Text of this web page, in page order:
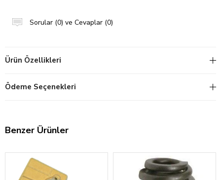
Sorular (0) ve Cevaplar (0)
Ürün Özellikleri
Ödeme Seçenekleri
Benzer Ürünler